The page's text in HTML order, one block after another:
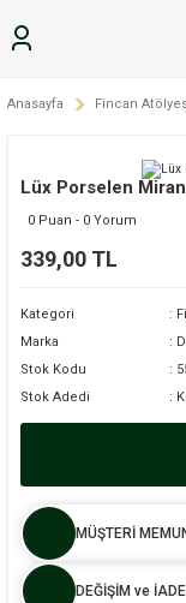
Anasayfa Fincan
Lüx Porselen
0 Puan - 0 Yorum
339,00 TL
Kategori
Marka
Stok Kodu
Stok Adedi
MÜŞTERİ
DEĞİŞİM ve